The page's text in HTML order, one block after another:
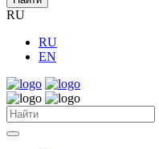
RU
RU
EN